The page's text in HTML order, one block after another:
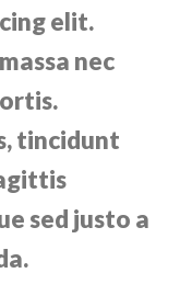
elit.
nec
tincidunt
sed justo a